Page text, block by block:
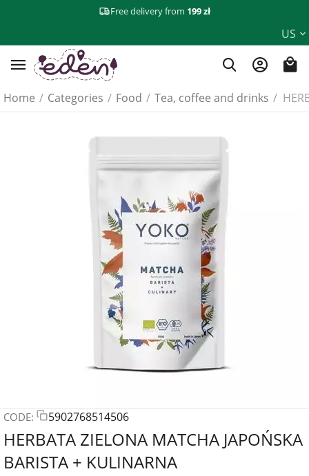
Free delivery from 199 zł
US
Home / Categories / Food / Tea, coffee and drinks /
CODE: 5902768514506
HERBATA ZIELONA MATCHA JAPOŃSKA
BARISTA + KULINARNA